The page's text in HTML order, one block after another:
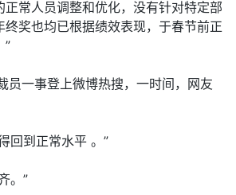
正常人员调整和优化，没有针对特定部
终奖也均已根据绩效表现，于春节前正
”
员一事登上微博热搜，一时间，网友
回到正常水平 。”
。”